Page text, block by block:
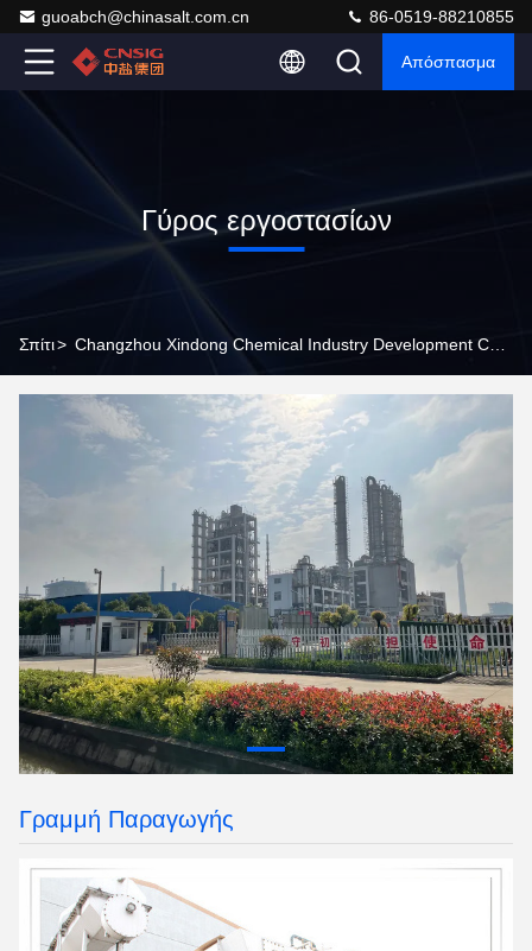
guoabch@chinasalt.com.cn 86-0519-88210855
Απόσπασμα
Γύρος εργοστασίων
Σπίτι>
Γραμμή Παραγωγής